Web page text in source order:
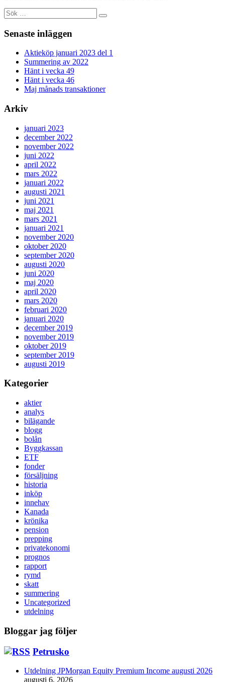
Sök
efter:
Senaste inläggen
Aktieköp januari 2023 del 1
Summering av 2022
Hänt i vecka 49
Hänt i vecka 46
Maj månads transaktioner
Arkiv
januari 2023
december 2022
november 2022
juni 2022
april 2022
mars 2022
januari 2022
augusti 2021
juni 2021
maj 2021
mars 2021
januari 2021
november 2020
oktober 2020
september 2020
augusti 2020
juni 2020
maj 2020
april 2020
mars 2020
februari 2020
januari 2020
december 2019
november 2019
oktober 2019
september 2019
augusti 2019
Kategorier
aktier
analys
bilägande
blogg
bolån
Byggkassan
ETF
fonder
försäljning
historia
inköp
innehav
Kanada
krönika
pension
prepping
privatekonomi
prognos
rapport
rymd
skatt
summering
Uncategorized
utdelning
Bloggar jag följer
Petrusko
Utdelning JPMorgan Equity Premium Income augusti 2026
augusti 6, 2026